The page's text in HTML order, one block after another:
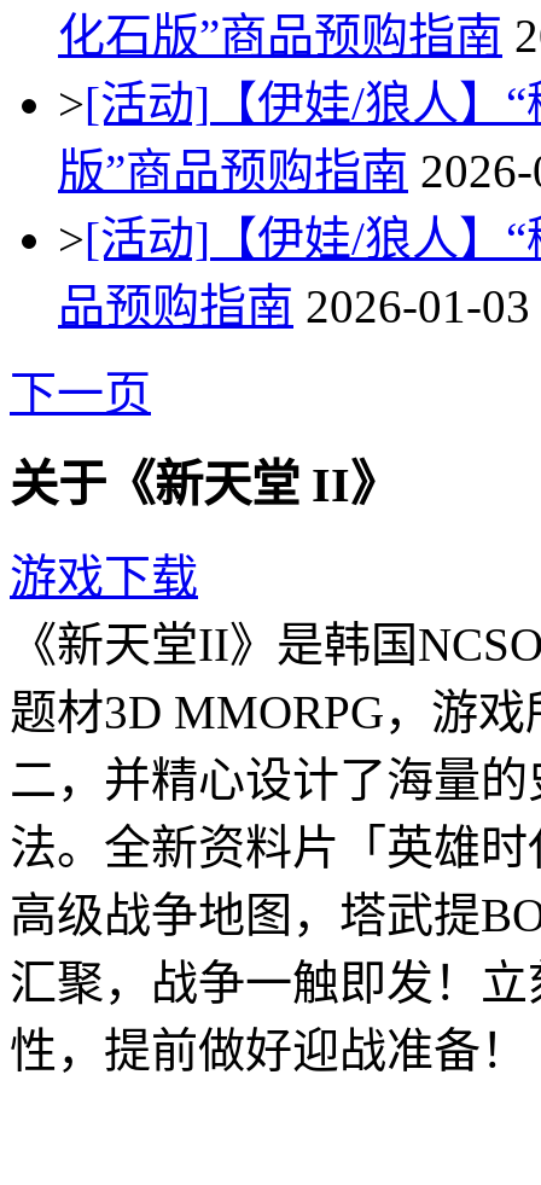
化石版”商品预购指南
>[活动] 【伊娃/狼人】
版”商品预购指南
>[活动] 【伊娃/狼人】
品预购指南 2026-01-03
下一页
关于《新天堂 II》
游戏下载
《新天堂II》是韩国
题材3D MMORPG，游
二，并精心设计了海量
法。全新资料片「英雄
高级战争地图，塔武提
汇聚，战争一触即发！
性，提前做好迎战准备！